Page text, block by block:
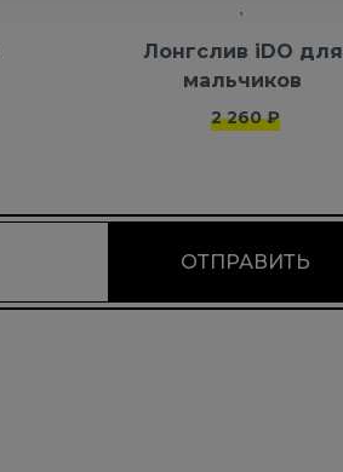
Лонгслив iDO для
мальчиков
2 260 ₽